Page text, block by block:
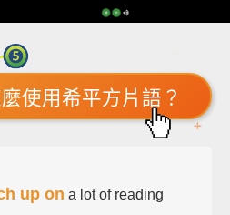
使用希平方片語？
up on a lot of reading